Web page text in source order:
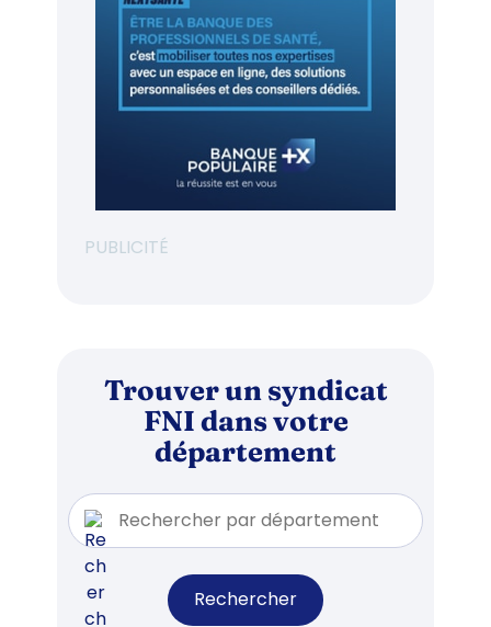
PUBLICITÉ
Trouver un syndicat
FNI dans votre
département